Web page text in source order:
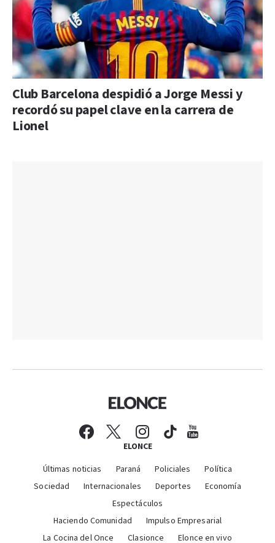
Club Barcelona despidió a Jorge Messi y
recordó su papel clave en la carrera de
Lionel
ELONCE
Últimas noticias Paraná Policiales
Política
Sociedad
Internacionales Deportes
Economía
Espectáculos
Haciendo Comunidad
Impulso Empresarial
La Cocina del Once
Clasionce Elonce en vivo